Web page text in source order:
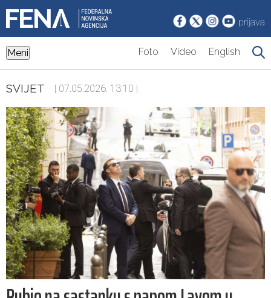
prijava
Meni Foto Video English
SVIJET | 07.05.2026. 13:10 |